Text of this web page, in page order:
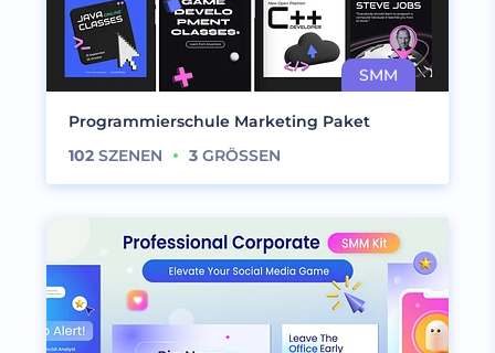
Programmierschule Marketing Paket
102 SZENEN 3 GRÖSSEN